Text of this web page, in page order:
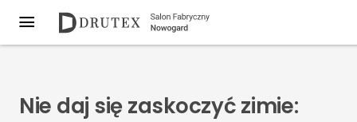
Nie daj się zaskoczyć zimie: